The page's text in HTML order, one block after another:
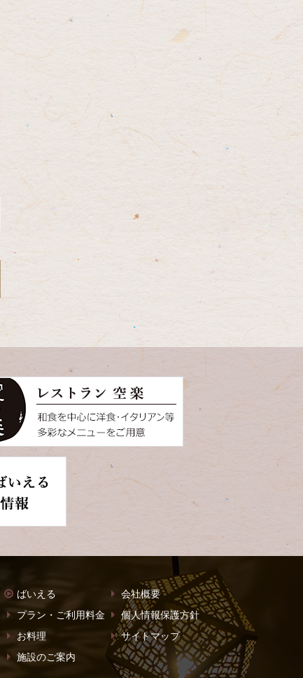
ばいえる
プラン・ご利用料金
お料理
施設のご案内
会社概要
個人情報保護方針
サイトマップ